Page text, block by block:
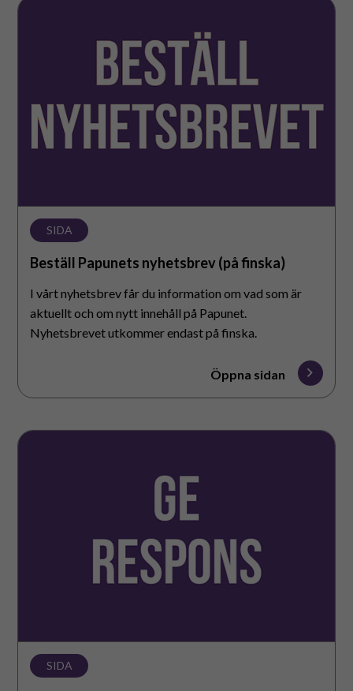
SIDA
Beställ Papunets nyhetsbrev (på finska)
I vårt nyhetsbrev får du information om vad som är
aktuellt och om nytt innehåll på Papunet.
Nyhetsbrevet utkommer endast på finska.
Öppna sidan
SIDA